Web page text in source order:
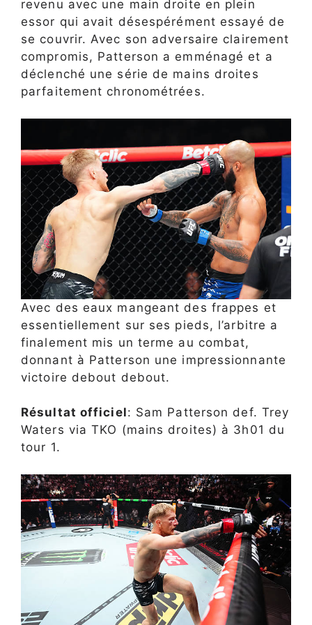
revenu avec une main droite en plein
essor qui avait désespérément essayé de
se couvrir. Avec son adversaire clairement
compromis, Patterson a emménagé et a
déclenché une série de mains droites
parfaitement chronométrées.
Avec des eaux mangeant des frappes et
essentiellement sur ses pieds, l’arbitre a
finalement mis un terme au combat,
donnant à Patterson une impressionnante
victoire debout debout.
Résultat officiel: Sam Patterson def. Trey
Waters via TKO (mains droites) à 3h01 du
tour 1.